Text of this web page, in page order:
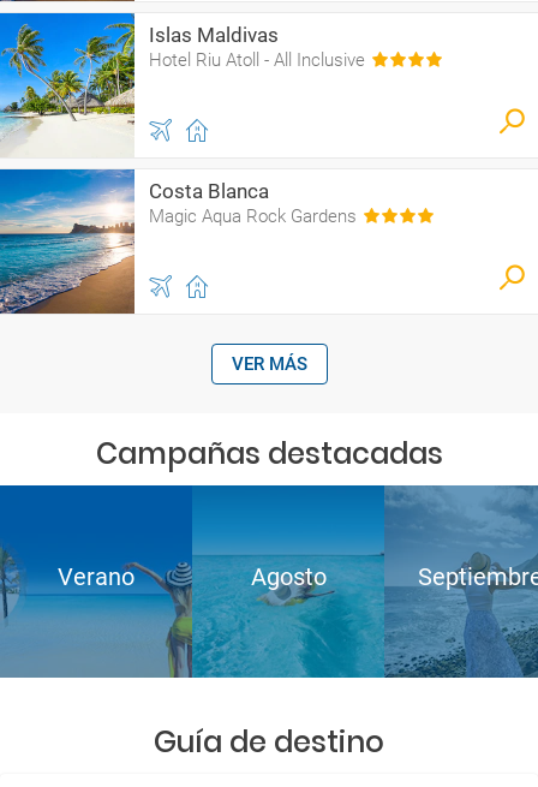
Islas Maldivas
Hotel Riu Atoll - All Inclusive
Costa Blanca
Magic Aqua Rock Gardens
VER MÁS
Campañas destacadas
Verano Agosto
Guía de destino